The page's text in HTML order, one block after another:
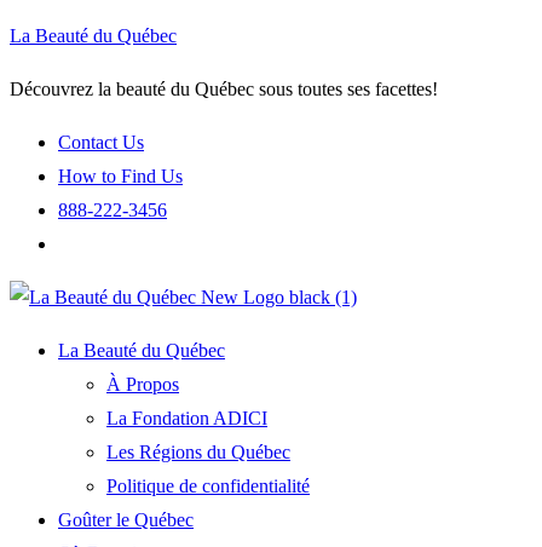
La Beauté du Québec
Découvrez la beauté du Québec sous toutes ses facettes!
Contact Us
How to Find Us
888-222-3456
La Beauté du Québec
À Propos
La Fondation ADICI
Les Régions du Québec
Politique de confidentialité
Goûter le Québec